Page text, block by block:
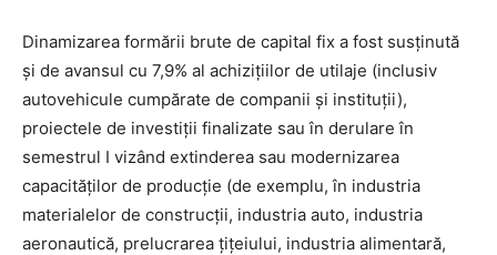
Dinamizarea formării brute de capital fix a fost susținută
și de avansul cu 7,9% al achizițiilor de utilaje (inclusiv
autovehicule cumpărate de companii și instituții),
proiectele de investiții finalizate sau în derulare în
semestrul I vizând extinderea sau modernizarea
capacităților de producție (de exemplu, în industria
materialelor de construcții, industria auto, industria
aeronautică, prelucrarea țițeiului, industria alimentară,